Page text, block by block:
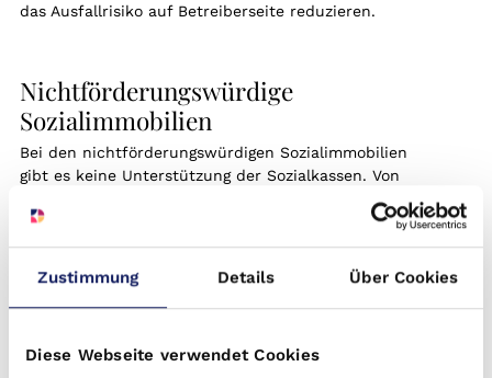
Zustimmung Details Über Cookies
Diese Webseite verwendet Cookies
das Ausfallrisiko auf Betreiberseite reduzieren.
Nichtförderungswürdige
Sozialimmobilien
Bei den nichtförderungswürdigen Sozialimmobilien
gibt es keine Unterstützung der Sozialkassen. Von
diesen Einrichtungen bieten wir zwei Arten an:
betreutes Wohnen
ohne Pachtvertrag
Das betreute Wohnen